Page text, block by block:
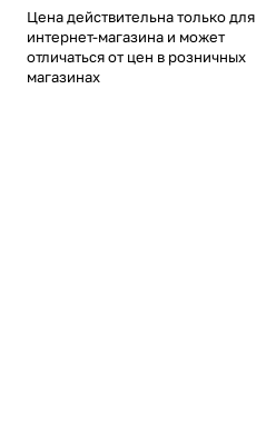
Цена действительна только для
интернет-магазина и может
отличаться от цен в розничных
магазинах